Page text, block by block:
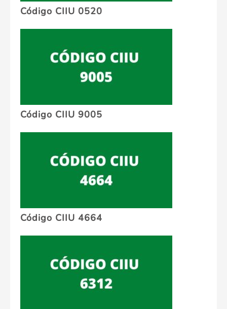
Código CIIU 0520
Código CIIU 9005
Código CIIU 4664